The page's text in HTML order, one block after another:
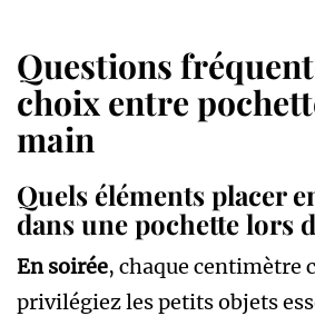
Questions
choix entre
main
Quels éléments placer
dans une pochette lors
En soirée, chaque centimètre
privilégiez les petits objets